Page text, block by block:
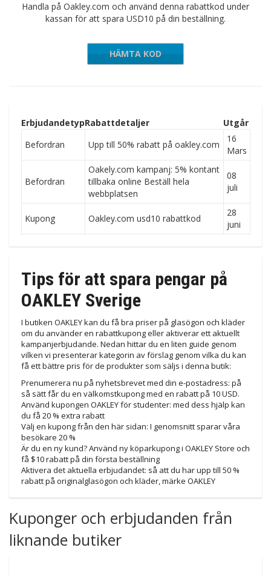
Handla på Oakley.com och använd denna rabattkod under
kassan för att spara USD10 på din beställning.
ELMNL03
HÄMTA KOD
ErbjudandetypRabattdetaljer
Utgår
Befordran
Upp till 50% rabatt på oakley.com
16
Mars
Befordran
Oakely.com kampanj: 5% kontant
tillbaka online Beställ hela
webbplatsen
08
juli
Kupong Oakley.com usd10 rabattkod
28
juni
Tips för att spara pengar på
OAKLEY Sverige
I butiken OAKLEY kan du få bra priser på glasögon och kläder
om du använder en rabattkupong eller aktiverar ett aktuellt
kampanjerbjudande. Nedan hittar du en liten guide genom
vilken vi presenterar kategorin av förslag genom vilka du kan
få ett bättre pris för de produkter som säljs i denna butik:
Prenumerera nu på nyhetsbrevet med din e-postadress: på
så sätt får du en välkomstkupong med en rabatt på 10 USD.
Använd kupongen OAKLEY för studenter: med dess hjälp kan
du få 20 % extra rabatt
Välj en kupong från den här sidan: I genomsnitt sparar våra
besökare 20 %
Är du en ny kund? Använd ny köparkupong i OAKLEY Store och
få $10 rabatt på din första beställning
Aktivera det aktuella erbjudandet: så att du har upp till 50 %
rabatt på originalglasögon och kläder, märke OAKLEY
Kuponger och erbjudanden från
liknande butiker